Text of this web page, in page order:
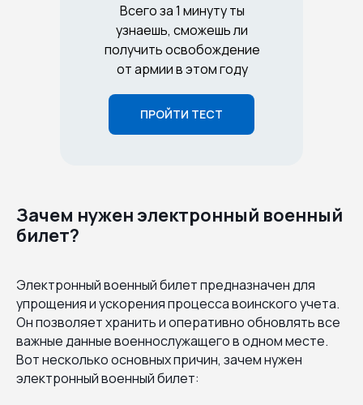
ПРОЙТИ ТЕСТ
Всего за 1 минуту ты
узнаешь, сможешь ли
получить освобождение
от армии в этом году
Зачем нужен электронный военный
билет?
Электронный военный билет предназначен для
упрощения и ускорения процесса воинского учета.
Он позволяет хранить и оперативно обновлять все
важные данные военнослужащего в одном месте.
Вот несколько основных причин, зачем нужен
электронный военный билет: